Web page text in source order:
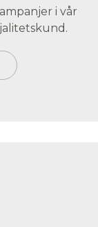
i vår